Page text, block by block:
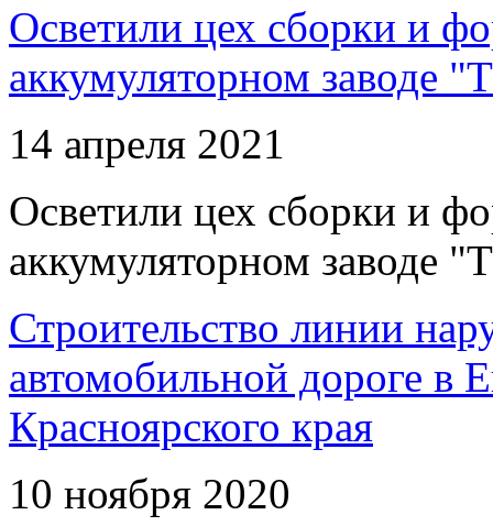
Осветили цех сборки и
аккумуляторном заводе
14 апреля 2021
Осветили цех сборки и
аккумуляторном заводе
Строительство линии
автомобильной дороге в
Красноярского края
10 ноября 2020